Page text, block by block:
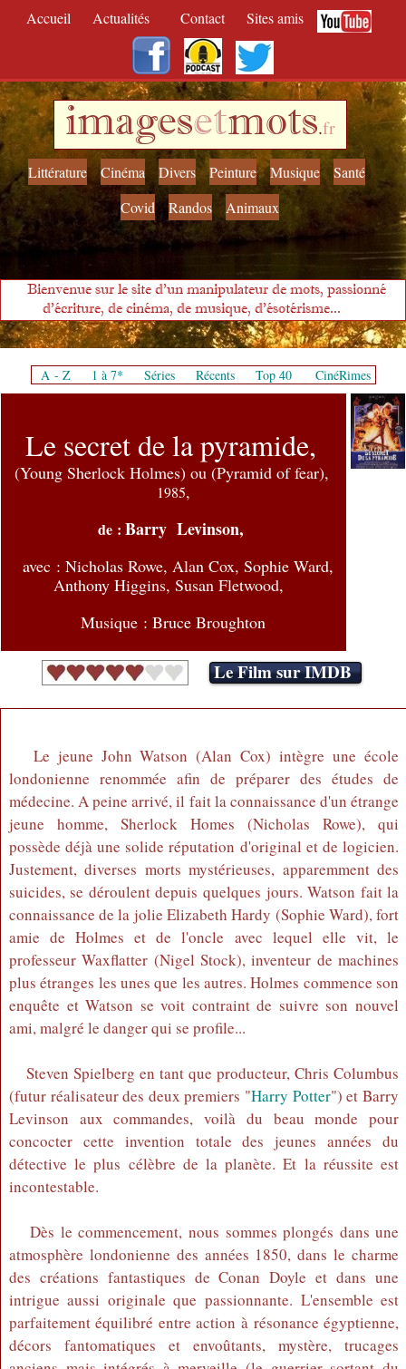
Accueil Actualités Contact Sites amis
imagesetmots.fr
Littérature Cinéma Divers Peinture Musique
Santé
Covid
Randos Animaux
Bienvenue sur le site d'un manipulateur de mots, passionné
d'écriture, de cinéma, de musique, d'ésotérisme...
A - Z 1 à 7* Séries Récents Top 40 CinéRimes
Le secret de la pyramide,
(Young Sherlock Holmes) ou (Pyramid of fear),
1985,
de :Barry Levinson,
avec : Nicholas Rowe, Alan Cox, Sophie Ward,
Anthony Higgins, Susan Fletwood,
Musique : Bruce Broughton
Le Film sur IMDB
Le jeune John Watson (Alan Cox) intègre une école
londonienne renommée afin de préparer des études de
médecine. A peine arrivé, il fait la connaissance d'un étrange
jeune homme, Sherlock Homes (Nicholas Rowe), qui
possède déjà une solide réputation d'original et de logicien.
Justement, diverses morts mystérieuses, apparemment des
suicides, se déroulent depuis quelques jours. Watson fait la
connaissance de la jolie Elizabeth Hardy (Sophie Ward), fort
amie de Holmes et de l'oncle avec lequel elle vit, le
professeur Waxflatter (Nigel Stock), inventeur de machines
plus étranges les unes que les autres. Holmes commence son
enquête et Watson se voit contraint de suivre son nouvel
ami, malgré le danger qui se profile...
Steven Spielberg en tant que producteur, Chris Columbus
(futur réalisateur des deux premiers "Harry Potter") et Barry
Levinson aux commandes, voilà du beau monde pour
concocter cette invention totale des jeunes années du
détective le plus célèbre de la planète. Et la réussite est
incontestable.
Dès le commencement, nous sommes plongés dans une
atmosphère londonienne des années 1850, dans le charme
des créations fantastiques de Conan Doyle et dans une
intrigue aussi originale que passionnante. L'ensemble est
parfaitement équilibré entre action à résonance égyptienne,
décors fantomatiques et envoûtants, mystère, trucages